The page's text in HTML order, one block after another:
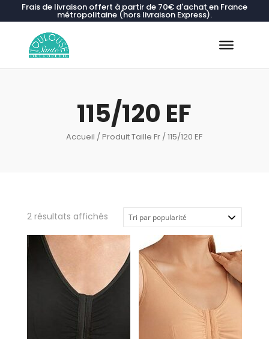
Frais de livraison offert à partir de 70€ d'achat en France
métropolitaine (hors livraison Express).
115/120 EF
Accueil / Produit Taille Fr / 115/120 EF
2 résultats affichésTrié
popularité